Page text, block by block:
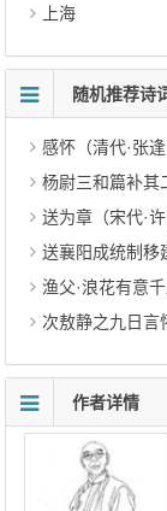
上海
随机推荐诗
感怀（清代·张逢
杨尉三和篇补其
送为章（宋代·许
送襄阳成统制移
渔父·浪花有意
次敖静之九日言
作者详情